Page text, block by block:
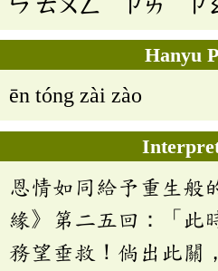
Hanyu
ēn tóng zài zào
恩情如同給予重生般
緣》第二五回：「此
務望垂救！倘出此關